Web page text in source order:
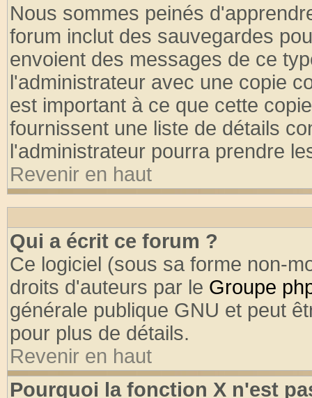
Nous sommes peinés
forum inclut des sauvegardes
envoient des messages de ce
l'administrateur avec une copie
est important à ce que cette
fournissent une liste de détails
l'administrateur pourra prendre
Revenir en haut
Qui a écrit ce forum ?
Ce logiciel (sous sa forme non-
droits d'auteurs par le Groupe
générale publique GNU et peut
pour plus de détails.
Revenir en haut
Pourquoi la fonction X n'est